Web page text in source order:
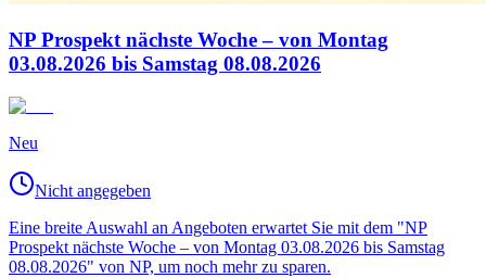
NP Prospekt nächste Woche – von Montag
03.08.2026 bis Samstag 08.08.2026
Neu
Nicht angegeben
Eine breite Auswahl an Angeboten erwartet Sie mit dem "NP
Prospekt nächste Woche – von Montag 03.08.2026 bis Samstag
08.08.2026" von NP, um noch mehr zu sparen.